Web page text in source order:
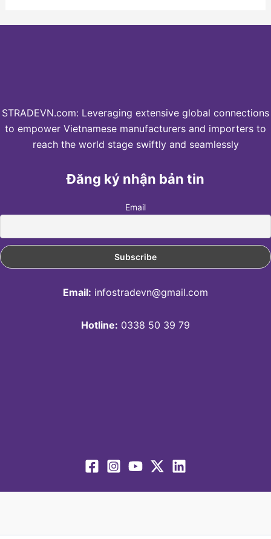
STRADEVN.com: Leveraging extensive global connections
to empower Vietnamese manufacturers and importers to
reach the world stage swiftly and seamlessly
Đăng ký nhận bản tin
Email
Email: infostradevn@gmail.com
Hotline: 0338 50 39 79